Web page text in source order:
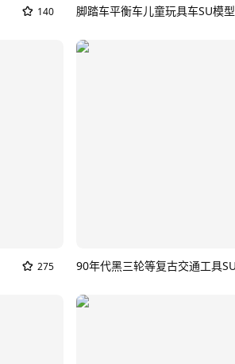
140 脚踏车平衡车儿童玩具车SU模型
275